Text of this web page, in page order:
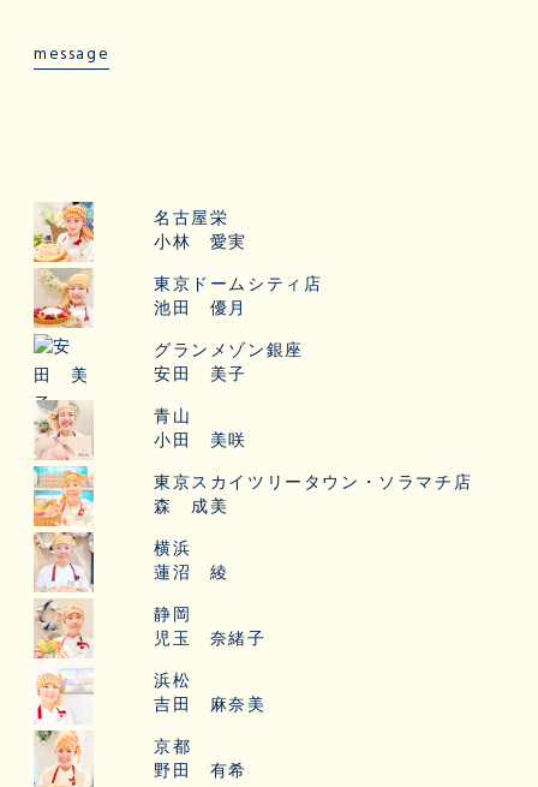
message
名古屋栄
小林 愛実
東京ドームシティ店
池田 優月
グランメゾン銀座
安田 美子
青山
小田 美咲
東京スカイツリータウン・ソラマチ店
森 成美
横浜
蓮沼 綾
静岡
児玉 奈緒子
浜松
吉田 麻奈美
京都
野田 有希